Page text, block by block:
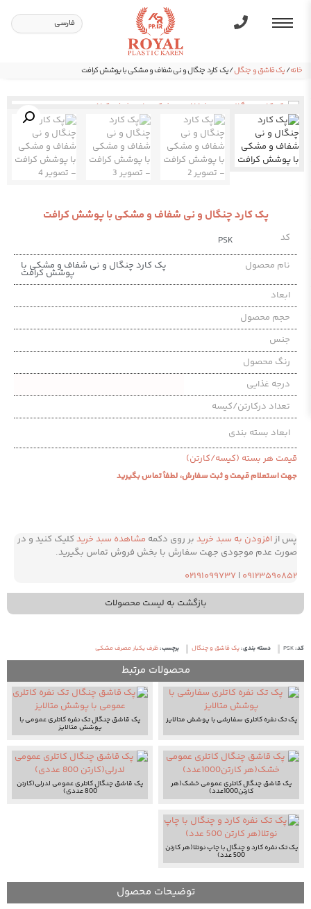
خانه/پک قاشق و چنگال/ پک کارد چنگال و نی شفاف و مشکی با پوشش کرافت
بازگشت به لیست محصولات
پک کارد چنگال و نی شفاف و مشکی با پوشش کرافت
کد
PSK
نام محصول
پک کارد چنگال و نی شفاف و مشکی با
پوشش کرافت
ابعاد
حجم محصول
جنس
رنگ محصول
درجه غذایی
تعداد درکارتن/کیسه
ابعاد بسته بندی
قیمت هر بسته (کیسه/کارتن)
جهت استعلام قیمت و ثبت سفارش، لطفاً تماس بگیرید
پس ازافزودن به سبد خرید بر روی دکمه مشاهده سبد خرید کلیک کنید و در
صورت عدم موجودی جهت سفارش با بخش فروش تماس بگیرید.
۰۹۱۲۳۵۹۰۸۵۲ | ۰۲۱۹۱۰۹۹۷۳۷
کد:PSK دسته بندی:پک قاشق و چنگال برچسب:ظرف یکبار مصرف مشکی
محصولات مرتبط
پک تک نفره کاتلری سفارشی با پوشش متالایز پک قاشق چنگال تک نفره کاتلری عمومی با
پوشش متالایز
پک قاشق چنگال کاتلری عمومی خشک(هر
کارتن1000عدد)
پک قاشق چنگال کاتلری عمومی لدرلی(کارتن
800 عددی)
پک تک نفره کارد و چنگال با چاپ نوتلا(هر کارتن
500 عدد)
توضیحات محصول